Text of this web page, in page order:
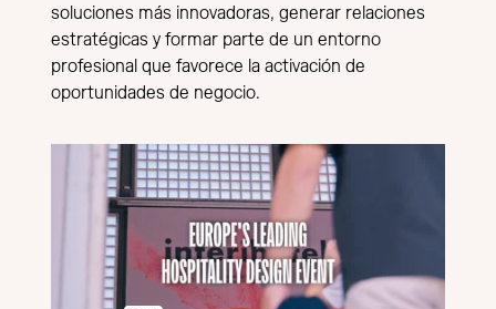
soluciones más innovadoras, generar relaciones
estratégicas y formar parte de un entorno
profesional que favorece la activación de
oportunidades de negocio.